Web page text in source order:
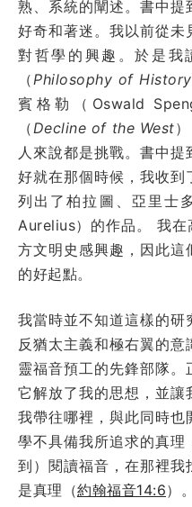
熟、系統的闡述。書中
好奇和著迷。我以前從
對哲學的興趣。於是我
（ Philosophy of History
賓格勒（Oswald
（ Decline of the West
人來說都是挑戰。書中
好就在那個時候，我收
列出了柏拉圖、亞里士
Aurelius）的作品。 我在
方文明史感興趣，因此這
的好起點。
我當時並不知道這樣的研
反猶太主義和極右翼的
靈福音預工的先鋒部隊。
它解放了我的思想，並
我帶往哪裡，與此同時
學不具備我所追求的真
到）閱讀福音，在那裡
是真理（約翰福音14:6）。